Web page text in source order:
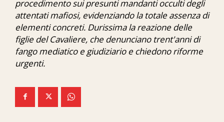
C7 Play
We Calabria
Mix Zone
procedimento sui presunti mandanti occulti degli
attentati mafiosi, evidenziando la totale assenza di
elementi concreti. Durissima la reazione delle
figlie del Cavaliere, che denunciano trent'anni di
fango mediatico e giudiziario e chiedono riforme
urgenti.